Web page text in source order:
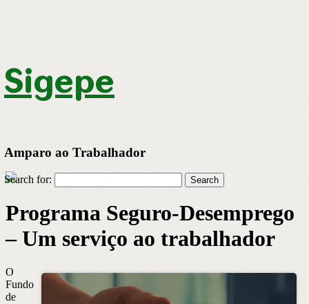
Sigepe
Amparo ao Trabalhador
Search for:
Programa Seguro-Desemprego
– Um serviço ao trabalhador
O
Fundo
de